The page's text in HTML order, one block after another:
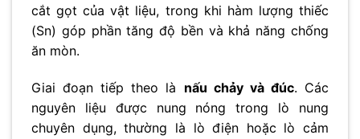
cắt gọt của vật liệu, trong khi hàm lượng thiếc
(Sn) góp phần tăng độ bền và khả năng chống
ăn mòn.
Giai đoạn tiếp theo là nấu chảy và đúc. Các
nguyên liệu được nung nóng trong lò nung
chuyên dụng, thường là lò điện hoặc lò cảm